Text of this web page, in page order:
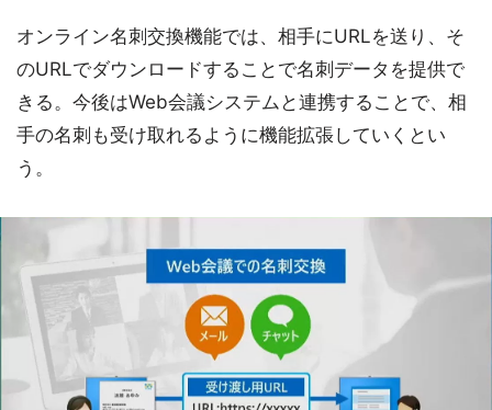
オンライン名刺交換機能では、相手にURLを送り、そ
のURLでダウンロードすることで名刺データを提供で
きる。今後はWeb会議システムと連携することで、相
手の名刺も受け取れるように機能拡張していくとい
う。